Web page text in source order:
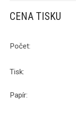
CENA TISKU
Počet:
Tisk:
Papír: